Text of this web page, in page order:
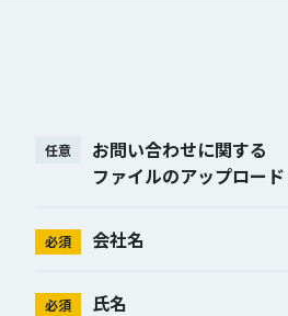
任意
お問い合わせに関する
ファイルのアップロード
必須 会社名
必須 氏名